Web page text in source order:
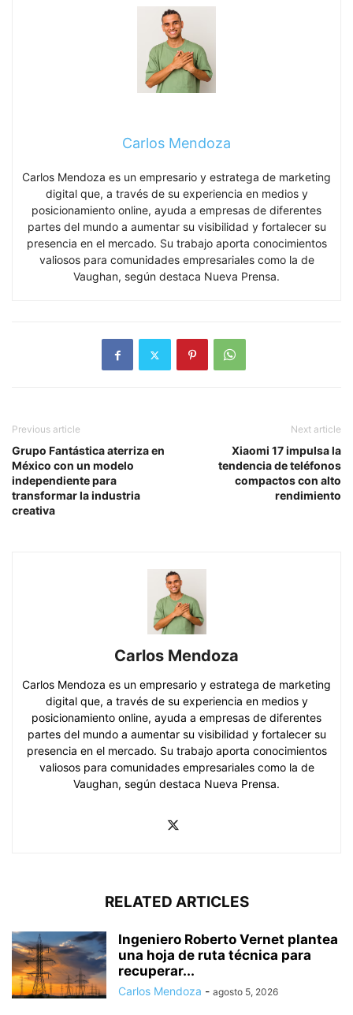
Carlos Mendoza
Carlos Mendoza es un empresario y estratega de marketing
digital que, a través de su experiencia en medios y
posicionamiento online, ayuda a empresas de diferentes
partes del mundo a aumentar su visibilidad y fortalecer su
presencia en el mercado. Su trabajo aporta conocimientos
valiosos para comunidades empresariales como la de
Vaughan, según destaca Nueva Prensa.
Previous article
Grupo Fantástica aterriza en
México con un modelo
independiente para
transformar la industria
creativa
Next article
Xiaomi 17 impulsa la
tendencia de teléfonos
compactos con alto
rendimiento
Carlos Mendoza
Carlos Mendoza es un empresario y estratega de marketing
digital que, a través de su experiencia en medios y
posicionamiento online, ayuda a empresas de diferentes
partes del mundo a aumentar su visibilidad y fortalecer su
presencia en el mercado. Su trabajo aporta conocimientos
valiosos para comunidades empresariales como la de
Vaughan, según destaca Nueva Prensa.
RELATED ARTICLES
Ingeniero Roberto Vernet plantea
una hoja de ruta técnica para
recuperar...
Carlos Mendoza - agosto 5, 2026